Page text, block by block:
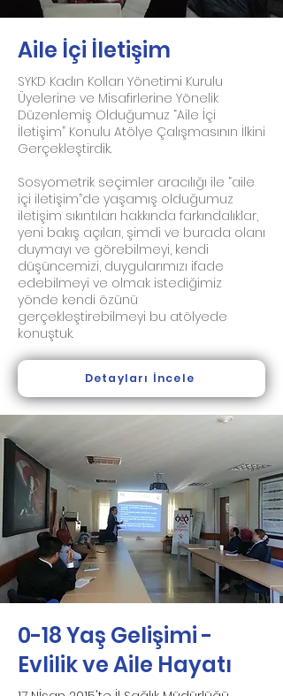
Aile İçi İletişim
SYKD Kadın Kolları Yönetimi Kurulu
Üyelerine ve Misafirlerine Yönelik
Düzenlemiş Olduğumuz “Aile İçi
İletişim” Konulu Atölye Çalışmasının İlkini
Gerçekleştirdik.
Sosyometrik seçimler aracılığı ile “aile
içi iletişim”de yaşamış olduğumuz
iletişim sıkıntıları hakkında farkındalıklar,
yeni bakış açıları, şimdi ve burada olanı
duymayı ve görebilmeyi, kendi
düşüncemizi, duygularımızı ifade
edebilmeyi ve olmak istediğimiz
yönde kendi özünü
gerçekleştirebilmeyi bu atölyede
konuştuk.
Detayları İncele
0-18 Yaş Gelişimi -
Evlilik ve Aile Hayatı